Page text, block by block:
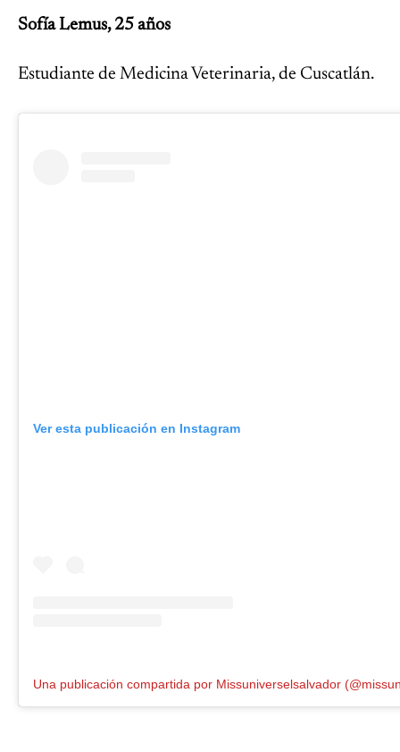
Sofía Lemus, 25 años
Estudiante de Medicina Veterinaria, de Cuscatlán.
Ver esta publicación en Instagram